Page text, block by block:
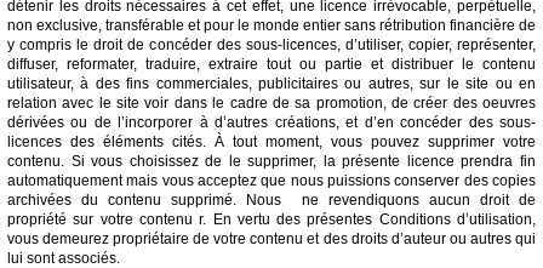
détenir les droits nécessaires à cet effet, une licence irrévocable, perpétuelle,
non exclusive, transférable et pour le monde entier sans rétribution financière de
y compris le droit de concéder des sous-licences, d’utiliser, copier, représenter,
diffuser, reformater, traduire, extraire tout ou partie et distribuer le contenu
utilisateur, à des fins commerciales, publicitaires ou autres, sur le site ou en
relation avec le site voir dans le cadre de sa promotion, de créer des oeuvres
dérivées ou de l’incorporer à d’autres créations, et d’en concéder des sous-
licences des éléments cités. À tout moment, vous pouvez supprimer votre
contenu. Si vous choisissez de le supprimer, la présente licence prendra fin
automatiquement mais vous acceptez que nous puissions conserver des copies
archivées du contenu supprimé. Nous ne revendiquons aucun droit de
propriété sur votre contenu r. En vertu des présentes Conditions d’utilisation,
vous demeurez propriétaire de votre contenu et des droits d’auteur ou autres qui
lui sont associés.